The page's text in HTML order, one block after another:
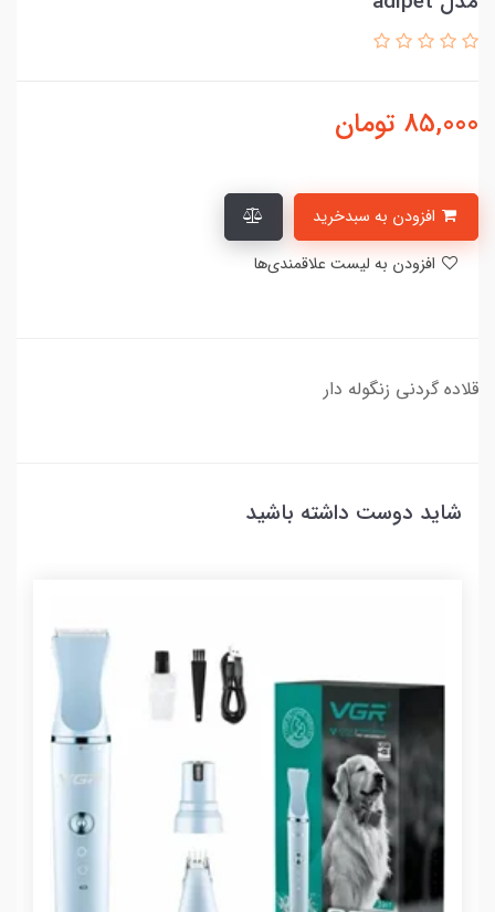
85,000 تومان
​​​​قلاده گردنی زنگوله دار
شاید دوست داشته باشید